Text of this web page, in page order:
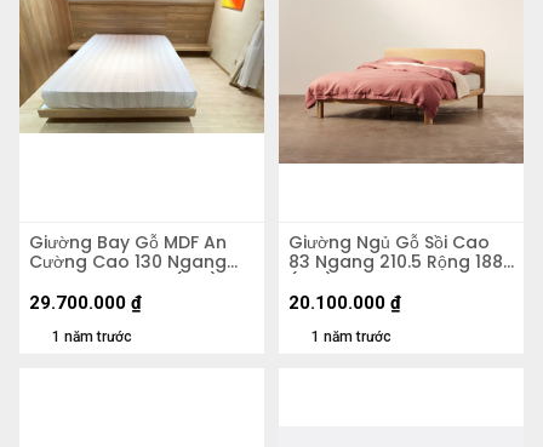
Giường Bay Gỗ MDF An
Cường Cao 130 Ngang
347.5 Rộng 211.5 (cm)
1 năm trước
29.700.000 ₫
Giường Ngủ Gỗ Sồi Cao
83 Ngang 210.5 Rộng 188
(cm)
1 năm trước
20.100.000 ₫